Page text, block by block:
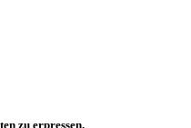
zu erpressen.